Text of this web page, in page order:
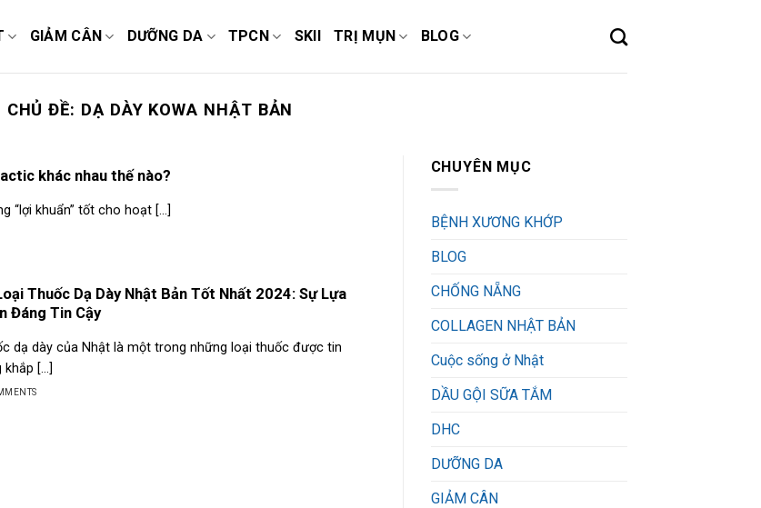
GIẢM CÂN DƯỠNG DA TPCN SKII TRỊ MỤN BLOG
CHỦ ĐỀ: DẠ DÀY KOWA NHẬT BẢN
khác nhau thế nào?
“lợi khuẩn” tốt cho hoạt [...]
Thuốc Dạ Dày Nhật Bản Tốt Nhất 2024: Sự Lựa
Đáng Tin Cậy
dạ dày của Nhật là một trong những loại thuốc được tin
khắp [...]
CHUYÊN MỤC
BỆNH XƯƠNG KHỚP
BLOG
CHỐNG NẴNG
COLLAGEN NHẬT BẢN
Cuộc sống ở Nhật
DẦU GỘI SỮA TẮM
DHC
DƯỠNG DA
GIẢM CÂN